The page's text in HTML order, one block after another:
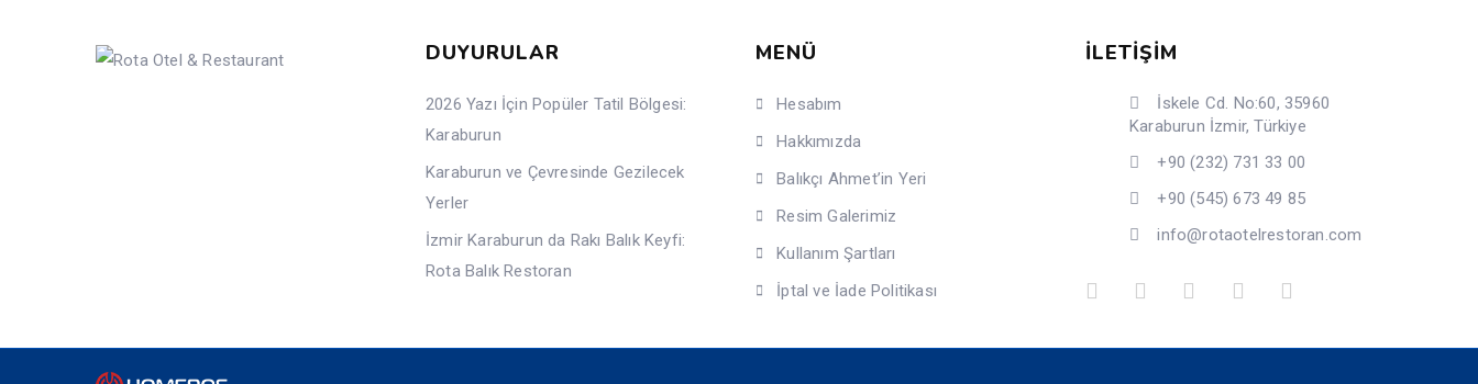
DUYURULAR
2026 Yazı İçin Popüler Tatil Bölgesi:
Karaburun
Karaburun ve Çevresinde Gezilecek
Yerler
İzmir Karaburun da Rakı Balık Keyfi:
Rota Balık Restoran
MENÜ
Hesabım
Hakkımızda
Balıkçı Ahmet’in Yeri
Resim Galerimiz
Kullanım Şartları
İptal ve İade Politikası
İLETİŞİM
İskele Cd. No:60, 35960
Karaburun İzmir, Türkiye
+90 (232) 731 33 00
+90 (545) 673 49 85
info@rotaotelrestoran.com